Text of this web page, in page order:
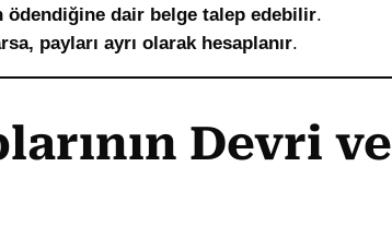
ödendiğine dair belge talep edebilir.
payları ayrı olarak hesaplanır.
Devri ve